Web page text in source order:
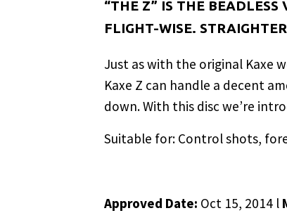
“THE Z” IS THE
FLIGHT-WISE.
Just as with the original Kaxe
Kaxe Z can handle a decent
down. With this disc we’re
Suitable for: Control shots,
Approved Date: Oct 15, 2014 l